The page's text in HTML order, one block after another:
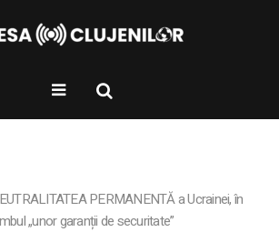
PERMANENTĂ a Ucrainei, în
„unor garanții de securitate”